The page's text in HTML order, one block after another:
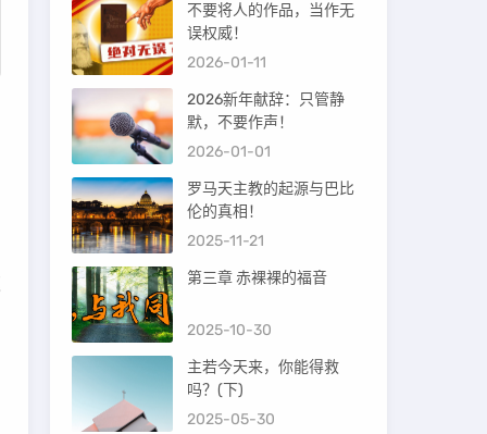
不要将人的作品，当作无
误权威！
2026-01-11
2026新年献辞：只管静
默，不要作声！
2026-01-01
罗马天主教的起源与巴比
伦的真相！
2025-11-21
第三章 赤裸裸的福音
2025-10-30
主若今天来，你能得救
吗？(下)
2025-05-30